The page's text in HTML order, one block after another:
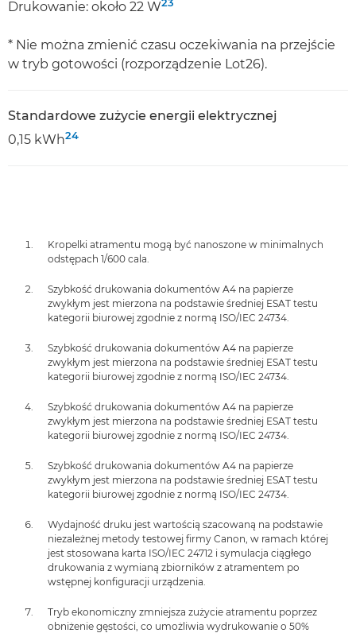
Drukowanie: około 22 W
* Nie można zmienić czasu oczekiwania na przejście
w tryb gotowości (rozporządzenie Lot26).
Standardowe zużycie energii elektrycznej
0,15 kWh24
Kropelki atramentu mogą być nanoszone w minimalnych
odstępach 1/600 cala.
Szybkość drukowania dokumentów A4 na papierze
zwykłym jest mierzona na podstawie średniej ESAT testu
kategorii biurowej zgodnie z normą ISO/IEC 24734.
Szybkość drukowania dokumentów A4 na papierze
zwykłym jest mierzona na podstawie średniej ESAT testu
kategorii biurowej zgodnie z normą ISO/IEC 24734.
Szybkość drukowania dokumentów A4 na papierze
zwykłym jest mierzona na podstawie średniej ESAT testu
kategorii biurowej zgodnie z normą ISO/IEC 24734.
Szybkość drukowania dokumentów A4 na papierze
zwykłym jest mierzona na podstawie średniej ESAT testu
kategorii biurowej zgodnie z normą ISO/IEC 24734.
Wydajność druku jest wartością szacowaną na podstawie
niezależnej metody testowej firmy Canon, w ramach której
jest stosowana karta ISO/IEC 24712 i symulacja ciągłego
drukowania z wymianą zbiorników z atramentem po
wstępnej konfiguracji urządzenia.
Tryb ekonomiczny zmniejsza zużycie atramentu poprzez
obniżenie gęstości, co umożliwia wydrukowanie o 50%